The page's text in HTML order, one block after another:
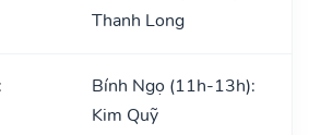
Thanh Long
Bính Ngọ (11h-13h):
Kim Quỹ